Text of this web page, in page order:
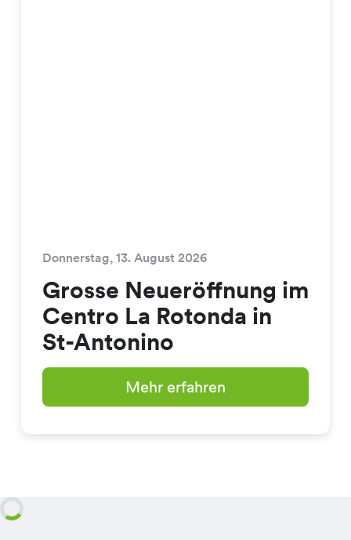
Donnerstag, 13. August 2026
Grosse Neueröffnung im
Centro La Rotonda in
St-Antonino
Mehr erfahren